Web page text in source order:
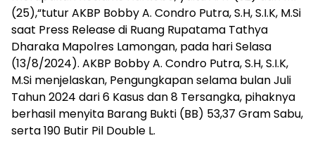
(25),“tutur AKBP Bobby A. Condro Putra, S.H, S.I.K, M.Si
saat Press Release di Ruang Rupatama Tathya
Dharaka Mapolres Lamongan, pada hari Selasa
(13/8/2024). AKBP Bobby A. Condro Putra, S.H, S.I.K,
M.Si menjelaskan, Pengungkapan selama bulan Juli
Tahun 2024 dari 6 Kasus dan 8 Tersangka, pihaknya
berhasil menyita Barang Bukti (BB) 53,37 Gram Sabu,
serta 190 Butir Pil Double L.